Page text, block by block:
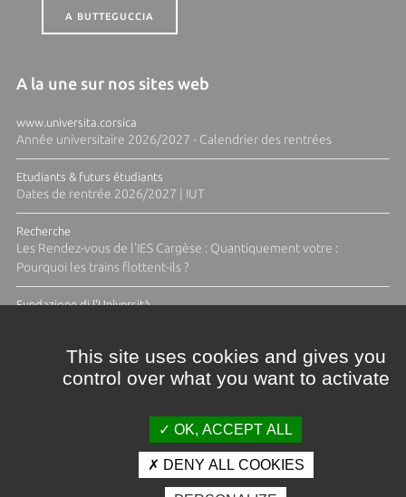
A BUTTEGUCCIA
A la une sur nos sites web
www.universita.corsica
Année universitaire 2026/2027 - Calendrier des rentrées
Etudiants & futurs étudiants
Dates de rentrée 2026/2027 | IUT
Recherche
Les Rendez-vous de l'IES Cargèse : Quantiquement votre :
Pourquoi les trains flottent-ils ?
Fundazione di l'Università
Crédits et mentions légales
This site uses cookies and gives you
control over what you want to activate
OK, ACCEPT ALL
DENY ALL COOKIES